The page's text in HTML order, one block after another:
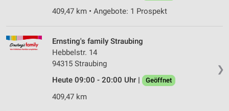
409,47 km • Angebote: 1 Prospekt
❯
Ernsting's family Straubing
Hebbelstr. 14
94315 Straubing
Heute 09:00 - 20:00 Uhr |
Geöffnet
409,47 km
Verwendung von Profilen zur Auswahl
personalisierter Werbung
Erstellung von Profilen zur Personalisierung
von Inhalten
Verwendung von Profilen zur Auswahl
personalisierter Inhalte
Messung der Werbeleistung